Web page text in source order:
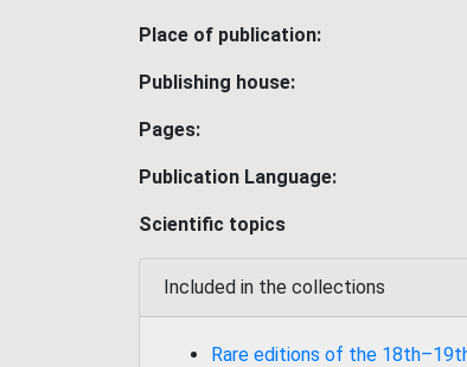
Place of publication:
Publishing house:
Pages:
Publication Language:
Scientific topics
Included in the collections
Rare editions of the